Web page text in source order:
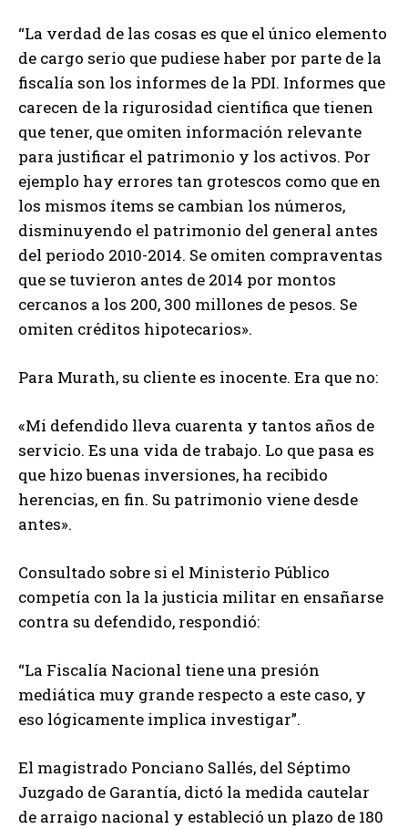
“La verdad de las cosas es que el único elemento
de cargo serio que pudiese haber por parte de la
fiscalía son los informes de la PDI. Informes que
carecen de la rigurosidad científica que tienen
que tener, que omiten información relevante
para justificar el patrimonio y los activos. Por
ejemplo hay errores tan grotescos como que en
los mismos ítems se cambian los números,
disminuyendo el patrimonio del general antes
del periodo 2010-2014. Se omiten compraventas
que se tuvieron antes de 2014 por montos
cercanos a los 200, 300 millones de pesos. Se
omiten créditos hipotecarios».
Para Murath, su cliente es inocente. Era que no:
«Mi defendido lleva cuarenta y tantos años de
servicio. Es una vida de trabajo. Lo que pasa es
que hizo buenas inversiones, ha recibido
herencias, en fin. Su patrimonio viene desde
antes».
Consultado sobre si el Ministerio Público
competía con la la justicia militar en ensañarse
contra su defendido, respondió:
“La Fiscalía Nacional tiene una presión
mediática muy grande respecto a este caso, y
eso lógicamente implica investigar”.
El magistrado Ponciano Sallés, del Séptimo
Juzgado de Garantía, dictó la medida cautelar
de arraigo nacional y estableció un plazo de 180